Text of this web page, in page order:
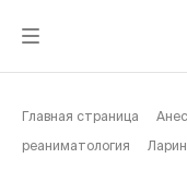
Главная страница
реаниматология